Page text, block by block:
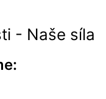
- Naše síla